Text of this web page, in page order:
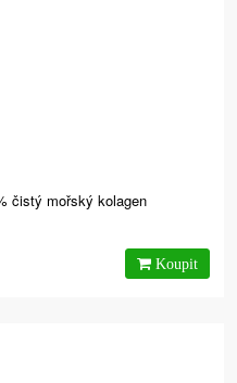
čistý mořský kolagen